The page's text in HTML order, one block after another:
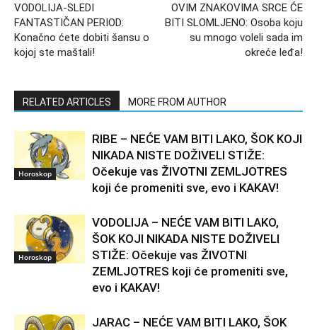
VODOLIJA-SLEDI
FANTASTIČAN PERIOD:
Konačno ćete dobiti šansu o
kojoj ste maštali!
OVIM ZNAKOVIMA SRCE ĆE
BITI SLOMLJENO: Osoba koju
su mnogo voleli sada im
okreće leđa!
RELATED ARTICLES MORE FROM AUTHOR
Horoskop
RIBE – NEĆE VAM BITI LAKO, ŠOK KOJI
NIKADA NISTE DOŽIVELI STIŽE:
Očekuje vas ŽIVOTNI ZEMLJOTRES
koji će promeniti sve, evo i KAKAV!
Horoskop
VODOLIJA – NEĆE VAM BITI LAKO,
ŠOK KOJI NIKADA NISTE DOŽIVELI
STIŽE: Očekuje vas ŽIVOTNI
ZEMLJOTRES koji će promeniti sve,
evo i KAKAV!
JARAC – NEĆE VAM BITI LAKO, ŠOK